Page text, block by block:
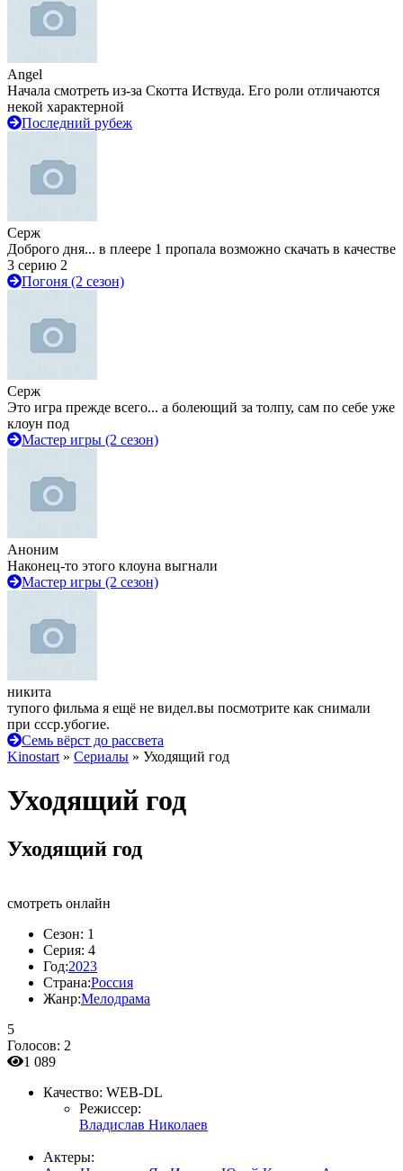
Angel
Начала смотреть из-за Скотта Иствуда. Его роли отличаются
некой характерной
Последний рубеж
Серж
Доброго дня... в плеере 1 пропала возможно скачать в качестве
3 серию 2
Погоня (2 сезон)
Серж
Это игра прежде всего... а болеющий за толпу, сам по себе уже
клоун под
Мастер игры (2 сезон)
Аноним
Наконец-то этого клоуна выгнали
Мастер игры (2 сезон)
никита
тупого фильма я ещё не видел.вы посмотрите как снимали
при ссср.убогие.
Семь вёрст до рассвета
Kinostart » Сериалы » Уходящий год
Уходящий год
Уходящий год
смотреть онлайн
Сезон: 1
Серия: 4
Год:2023
Страна:Россия
Жанр:Мелодрама
5
Голосов: 2
1 089
Качество: WEB-DL
Режиссер:
Владислав Николаев
Актеры: